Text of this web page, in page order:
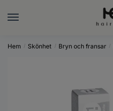
Hem / Skönhet / Bryn och fransar /